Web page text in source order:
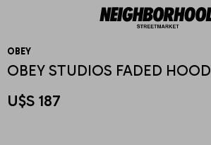
OBEY
OBEY STUDIOS FADED HOOD
U$S 187